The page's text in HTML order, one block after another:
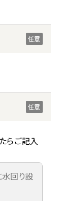
任意
任意
らご記入